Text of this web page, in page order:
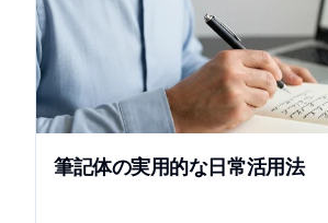
筆記体の実用的な日常活用法